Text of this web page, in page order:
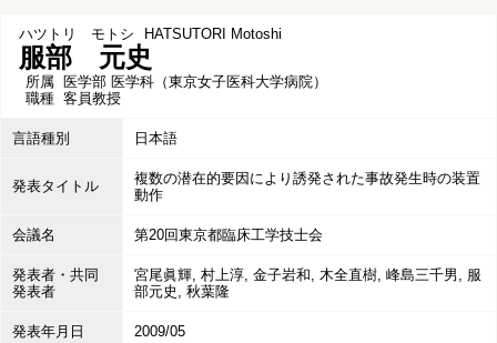
ハツトリ モトシ HATSUTORI Motoshi
服部 元史
所属 医学部 医学科（東京女子医科大学病院）
職種 客員教授
言語種別 日本語
発表タイトル
複数の潜在的要因により誘発された事故発生時の装置
動作
会議名 第20回東京都臨床工学技士会
発表者・共同
発表者
宮尾眞輝, 村上淳, 金子岩和, 木全直樹, 峰島三千男, 服
部元史, 秋葉隆
発表年月日 2009/05